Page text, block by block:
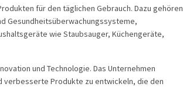
für den täglichen Gebrauch. Dazu gehören
Gesundheitsüberwachungssysteme,
wie Staubsauger, Küchengeräte,
und Technologie. Das Unternehmen
verbesserte Produkte zu entwickeln, die den